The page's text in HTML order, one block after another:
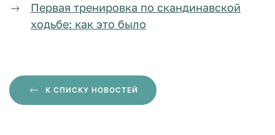
Первая тренировка по скандинавской
ходьбе: как это было
К СПИСКУ НОВОСТЕЙ